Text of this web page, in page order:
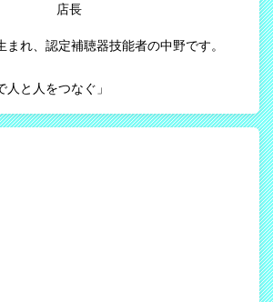
店長
まれ、認定補聴器技能者の中野です。
人と人をつなぐ」